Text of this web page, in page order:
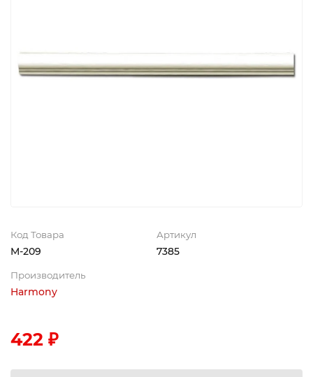
Код Товара
M-209
Артикул
7385
Производитель
Harmony
422 ₽